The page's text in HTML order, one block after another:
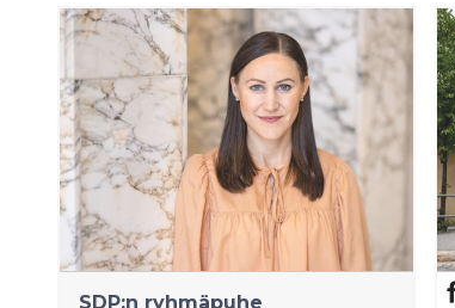
Nalbantoglu.
SDP:n ryhmäpuhe